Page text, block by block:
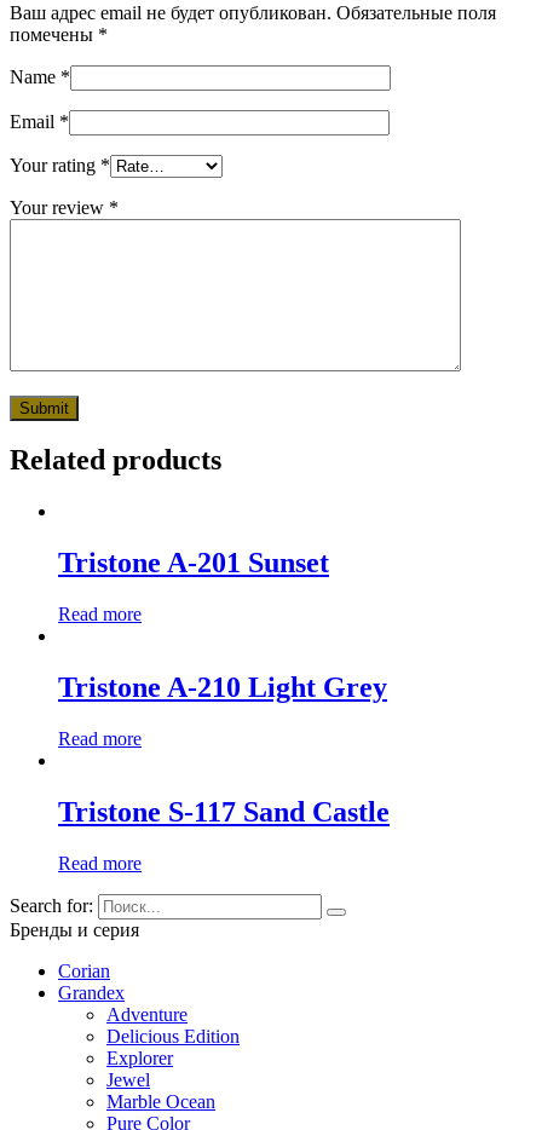
Ваш адрес email не будет опубликован. Обязательные поля
помечены *
Name *
Email *
Your rating *
Your review *
Related products
Tristone A-201 Sunset
Read more
Tristone A-210 Light Grey
Read more
Tristone S-117 Sand Castle
Read more
Search for:
Бренды и серия
Corian
Grandex
Adventure
Delicious Edition
Explorer
Jewel
Marble Ocean
Pure Color